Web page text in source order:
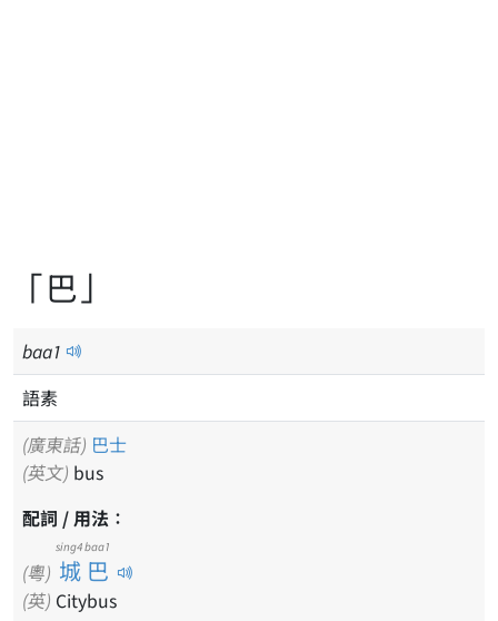
「巴」
baa1
語素
(廣東話) 巴士
(英文) bus
配詞 / 用法：
(粵) 城巴
sing4 baa1
(英) Citybus